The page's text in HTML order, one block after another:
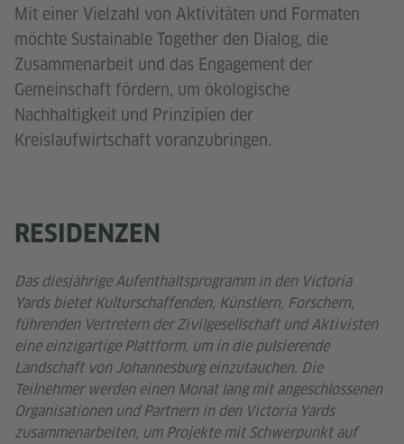
Mit einer Vielzahl von Aktivitäten und Formaten
möchte Sustainable Together den Dialog, die
Zusammenarbeit und das Engagement der
Gemeinschaft fördern, um ökologische
Nachhaltigkeit und Prinzipien der
Kreislaufwirtschaft voranzubringen.
RESIDENZEN
Das diesjährige Aufenthaltsprogramm in den Victoria
Yards bietet Kulturschaffenden, Künstlern, Forschern,
führenden Vertretern der Zivilgesellschaft und Aktivisten
eine einzigartige Plattform, um in die pulsierende
Landschaft von Johannesburg einzutauchen. Die
Teilnehmer werden einen Monat lang mit angeschlossenen
Organisationen und Partnern in den Victoria Yards
zusammenarbeiten, um Projekte mit Schwerpunkt auf